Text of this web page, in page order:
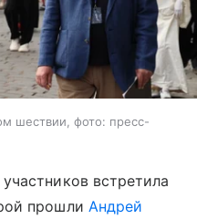
шествии, фото: пресс-
встретила
прошли Андрей